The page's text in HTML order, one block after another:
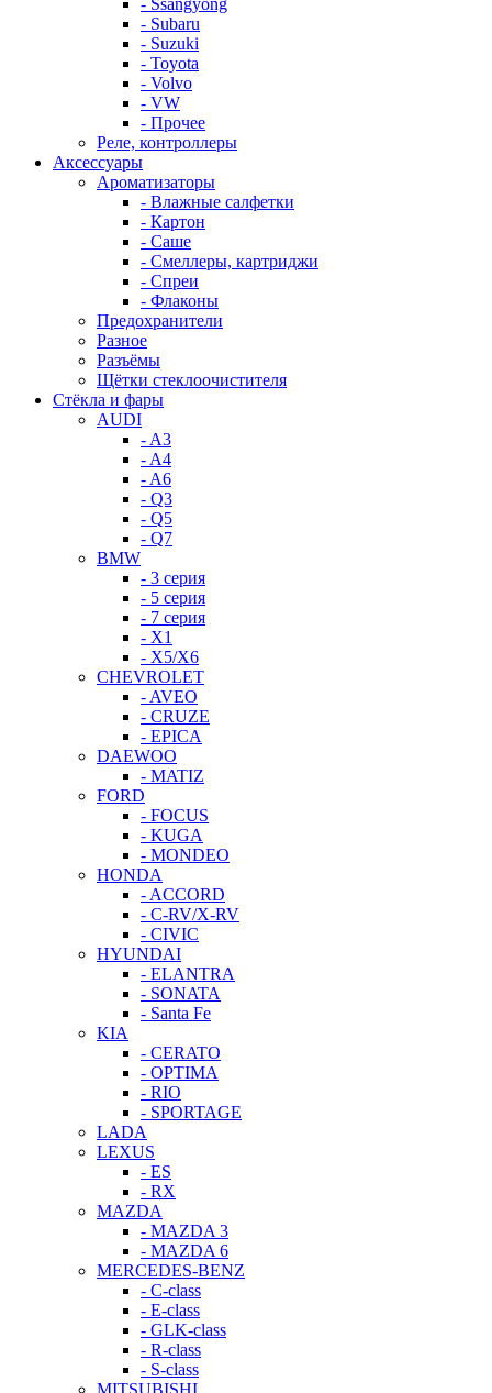
- Ssangyong
- Subaru
- Suzuki
- Toyota
- Volvo
- VW
- Прочее
Реле, контроллеры
Аксессуары
Ароматизаторы
- Влажные салфетки
- Картон
- Саше
- Смеллеры, картриджи
- Спреи
- Флаконы
Предохранители
Разное
Разъёмы
Щётки стеклоочистителя
Стёкла и фары
AUDI
- A3
- A4
- A6
- Q3
- Q5
- Q7
BMW
- 3 серия
- 5 серия
- 7 серия
- X1
- X5/X6
CHEVROLET
- AVEO
- CRUZE
- EPICA
DAEWOO
- MATIZ
FORD
- FOCUS
- KUGA
- MONDEO
HONDA
- ACCORD
- C-RV/X-RV
- CIVIC
HYUNDAI
- ELANTRA
- SONATA
- Santa Fe
KIA
- CERATO
- OPTIMA
- RIO
- SPORTAGE
LADA
LEXUS
- ES
- RX
MAZDA
- MAZDA 3
- MAZDA 6
MERCEDES-BENZ
- C-class
- E-class
- GLK-class
- R-class
- S-class
MITSUBISHI